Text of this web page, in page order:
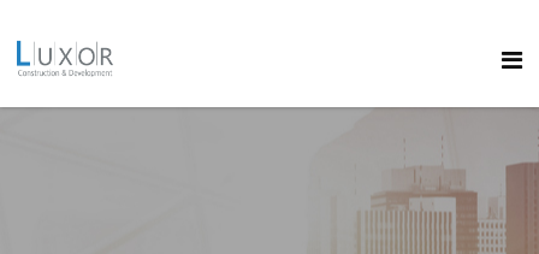
바로가기